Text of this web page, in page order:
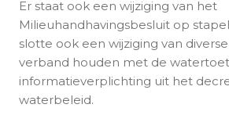
Er staat ook een wijziging van het
Milieuhandhavingsbesluit op
slotte ook een wijziging van
verband houden met de
informatieverplichting uit het
waterbeleid.